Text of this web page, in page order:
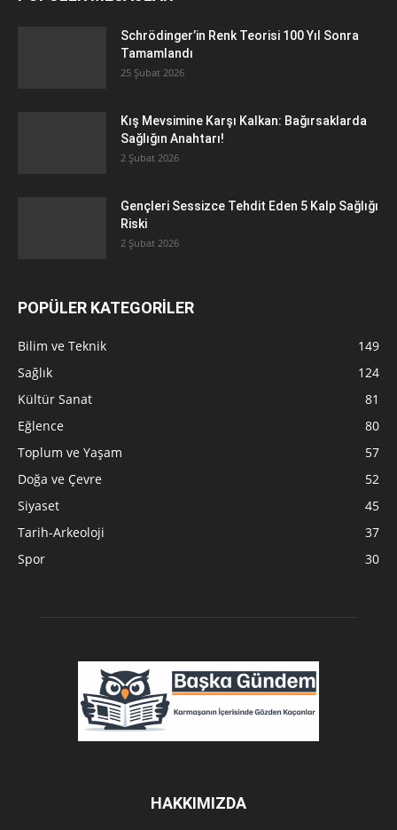
Schrödinger’in Renk Teorisi 100 Yıl Sonra
Tamamlandı
25 Şubat 2026
Kış Mevsimine Karşı Kalkan: Bağırsaklarda
Sağlığın Anahtarı!
2 Şubat 2026
Gençleri Sessizce Tehdit Eden 5 Kalp Sağlığı
Riski
2 Şubat 2026
POPÜLER KATEGORİLER
Bilim ve Teknik
149
Sağlık
124
Kültür Sanat
81
Eğlence
80
Toplum ve Yaşam
57
Doğa ve Çevre
52
Siyaset
45
Tarih-Arkeoloji
37
Spor
30
HAKKIMIZDA